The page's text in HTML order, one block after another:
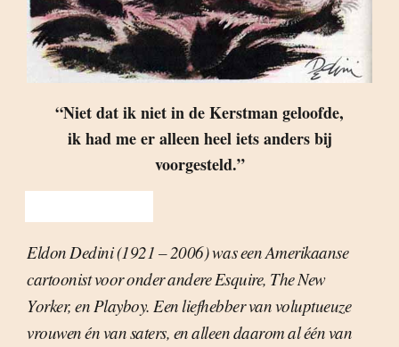
“Niet dat ik niet in de Kerstman geloofde,
ik had me er alleen heel iets anders bij
voorgesteld.”
Eldon Dedini (1921 – 2006) was een Amerikaanse
cartoonist voor onder andere Esquire, The New
Yorker, en Playboy. Een liefhebber van voluptueuze
vrouwen én van saters, en alleen daarom al één van